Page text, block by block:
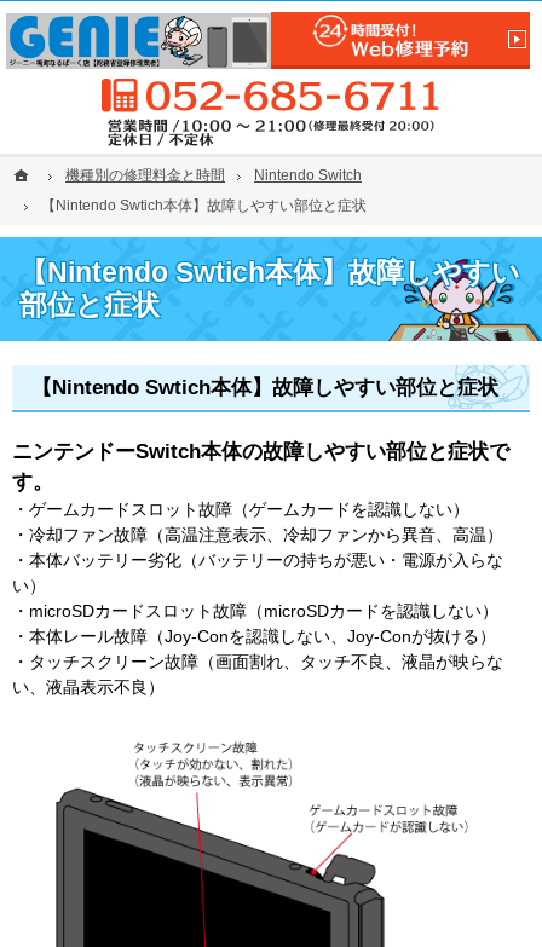
ホーム機種別の修理料金と時間
Nintendo Switch
【Nintendo Swtich本体】故障しやすい部位と症状
【Nintendo Swtich本体】故障しやすい
部位と症状
保証制度あり。iPhone(アイフォン)の画面割れ・修理ならGENIE鳴海なるぱーく店
【なるぱーくでiPhone／iPad修理】iPhone／iPad修理は名古屋市緑区GENIE鳴海なるぱー
【Nintendo Swtich本体】故障しやすい部位と症状
ニンテンドーSwitch本体の故障しやすい部位と症状で
す。
・ゲームカードスロット故障（ゲームカードを認識しない）
・冷却ファン故障（高温注意表示、冷却ファンから異音、高温）
・本体バッテリー劣化（バッテリーの持ちが悪い・電源が入らな
い）
・microSDカードスロット故障（microSDカードを認識しない）
・本体レール故障（Joy-Conを認識しない、Joy-Conが抜ける）
・タッチスクリーン故障（画面割れ、タッチ不良、液晶が映らな
い、液晶表示不良）
ホーム機種別の修理料金と時間
Nintendo Switch
【Nintendo Swtich本体】故障しやすい部位と症状